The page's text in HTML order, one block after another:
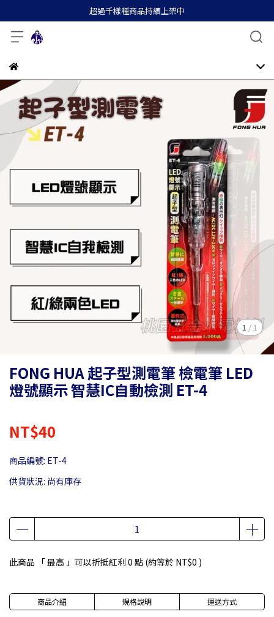
超過千樣種商品持續上架中
1 / 1
FONG HUA 起子型測電筆 檢電筆 LED
燈號顯示 智慧IC自動檢測 ET-4
NT$40
商品編號: ET-4
供貨狀況: 尚有庫存
此商品 「 最高 」可以折抵紅利 0 點 (約等於 NT$0 )
商品介紹 規格說明 運送方式